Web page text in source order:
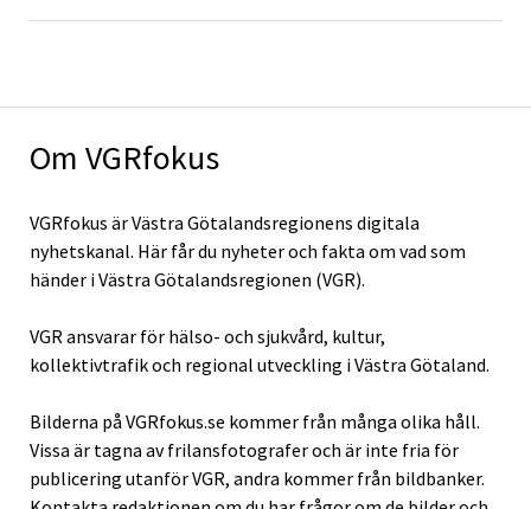
Om VGRfokus
VGRfokus är Västra Götalandsregionens digitala
nyhetskanal. Här får du nyheter och fakta om vad som
händer i Västra Götalandsregionen (VGR).
VGR ansvarar för hälso- och sjukvård, kultur,
kollektivtrafik och regional utveckling i Västra Götaland.
Bilderna på VGRfokus.se kommer från många olika håll.
Vissa är tagna av frilansfotografer och är inte fria för
publicering utanför VGR, andra kommer från bildbanker.